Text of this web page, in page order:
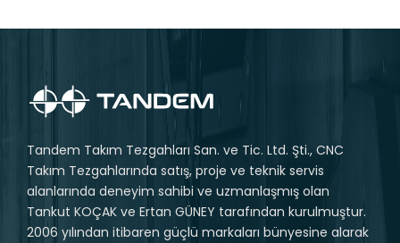
Tandem Takım Tezgahları San. ve Tic. Ltd. Şti., CNC
Takım Tezgahlarında satış, proje ve teknik servis
alanlarında deneyim sahibi ve uzmanlaşmış olan
Tankut KOÇAK ve Ertan GÜNEY tarafından kurulmuştur.
2006 yılından itibaren güçlü markaları bünyesine alarak